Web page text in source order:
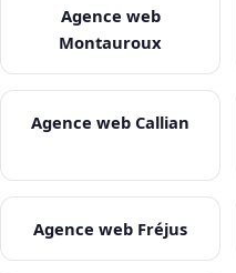
Agence web
Montauroux
Agence web Callian
Agence web Fréjus